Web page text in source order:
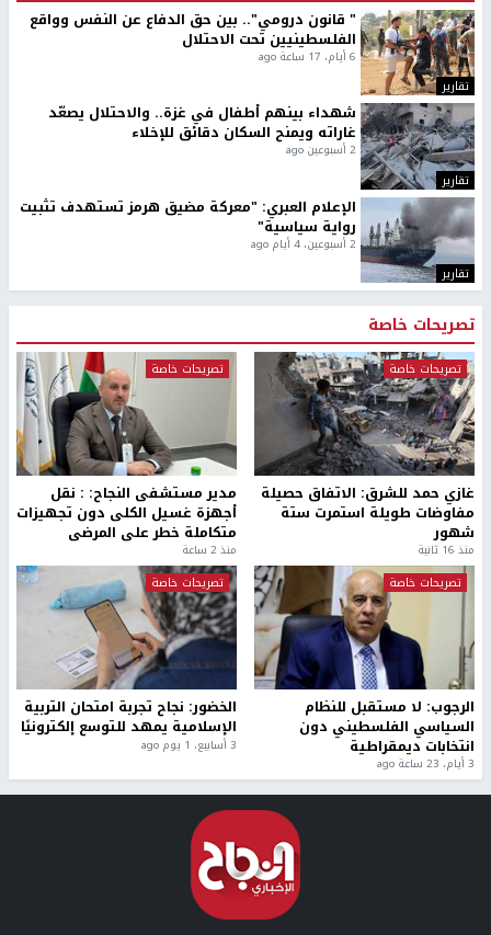
تقارير
" قانون درومي".. بين حق الدفاع عن النفس وواقع
الفلسطينيين تحت الاحتلال
6 أيام، 17 ساعة ago
تقارير
شهداء بينهم أطفال في غزة.. والاحتلال يصعّد
غاراته ويمنح السكان دقائق للإخلاء
2 أسبوعين ago
تقارير
الإعلام العبري: "معركة مضيق هرمز تستهدف تثبيت
رواية سياسية"
2 أسبوعين، 4 أيام ago
تصريحات خاصة
تصريحات خاصة
غازي حمد للشرق: الاتفاق حصيلة
مفاوضات طويلة استمرت ستة
شهور
منذ 16 ثانية
تصريحات خاصة
مدير مستشفى النجاح: : نقل
أجهزة غسيل الكلى دون تجهيزات
متكاملة خطر على المرضى
منذ 2 ساعة
تصريحات خاصة
الرجوب: لا مستقبل للنظام
السياسي الفلسطيني دون
انتخابات ديمقراطية
3 أيام، 23 ساعة ago
تصريحات خاصة
الخضور: نجاح تجربة امتحان التربية
الإسلامية يمهد للتوسع إلكترونيًا
3 أسابيع، 1 يوم ago